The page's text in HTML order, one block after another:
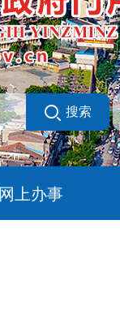
搜索
网上办事